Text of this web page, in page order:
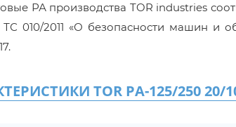
РА производства TOR industries
010/2011 «О безопасности машин и
TOR PA-125/250 20/